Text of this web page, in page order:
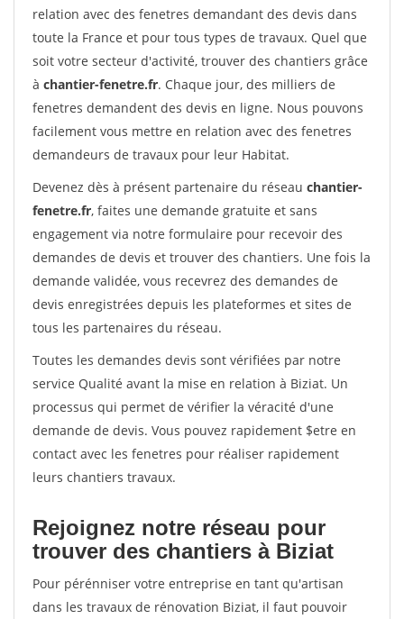
relation avec des fenetres demandant des devis dans
toute la France et pour tous types de travaux. Quel que
soit votre secteur d'activité, trouver des chantiers grâce
à chantier-fenetre.fr. Chaque jour, des milliers de
fenetres demandent des devis en ligne. Nous pouvons
facilement vous mettre en relation avec des fenetres
demandeurs de travaux pour leur Habitat.
Devenez dès à présent partenaire du réseau chantier-
fenetre.fr, faites une demande gratuite et sans
engagement via notre formulaire pour recevoir des
demandes de devis et trouver des chantiers. Une fois la
demande validée, vous recevrez des demandes de
devis enregistrées depuis les plateformes et sites de
tous les partenaires du réseau.
Toutes les demandes devis sont vérifiées par notre
service Qualité avant la mise en relation à Biziat. Un
processus qui permet de vérifier la véracité d'une
demande de devis. Vous pouvez rapidement $etre en
contact avec les fenetres pour réaliser rapidement
leurs chantiers travaux.
Rejoignez notre réseau pour
trouver des chantiers à Biziat
Pour pérénniser votre entreprise en tant qu'artisan
dans les travaux de rénovation Biziat, il faut pouvoir